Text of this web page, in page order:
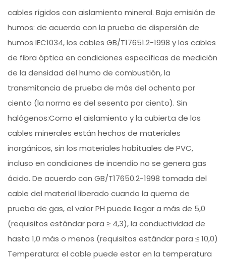
cables rígidos con aislamiento mineral. Baja emisión de
humos: de acuerdo con la prueba de dispersión de
humos IEC1034, los cables GB/T17651.2-1998 y los cables
de fibra óptica en condiciones específicas de medición
de la densidad del humo de combustión, la
transmitancia de prueba de más del ochenta por
ciento (la norma es del sesenta por ciento). Sin
halógenos:Como el aislamiento y la cubierta de los
cables minerales están hechos de materiales
inorgánicos, sin los materiales habituales de PVC,
incluso en condiciones de incendio no se genera gas
ácido. De acuerdo con GB/T17650.2-1998 tomada del
cable del material liberado cuando la quema de
prueba de gas, el valor PH puede llegar a más de 5,0
(requisitos estándar para ≥ 4,3), la conductividad de
hasta 1,0 más o menos (requisitos estándar para ≤ 10,0)
Temperatura: el cable puede estar en la temperatura